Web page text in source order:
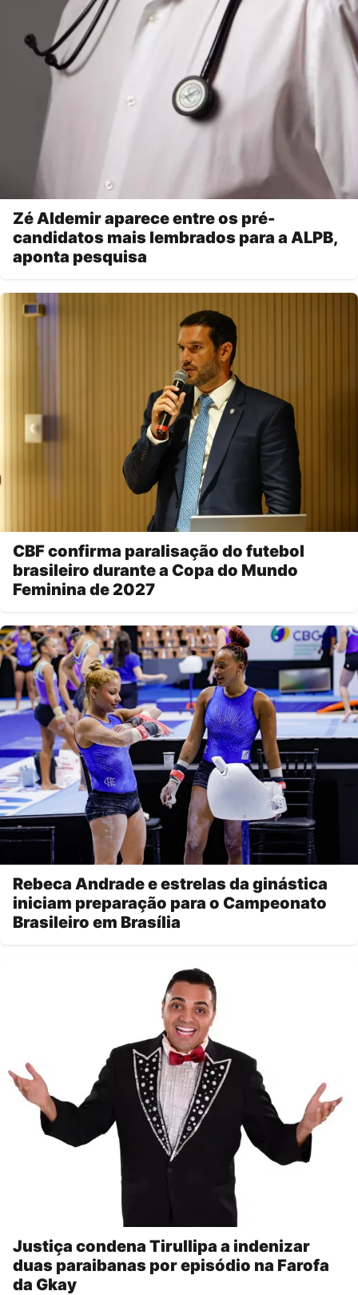
Zé Aldemir aparece entre os pré-
candidatos mais lembrados para a ALPB,
aponta pesquisa
CBF confirma paralisação do futebol
brasileiro durante a Copa do Mundo
Feminina de 2027
Rebeca Andrade e estrelas da ginástica
iniciam preparação para o Campeonato
Brasileiro em Brasília
Justiça condena Tirullipa a indenizar
duas paraibanas por episódio na Farofa
da Gkay